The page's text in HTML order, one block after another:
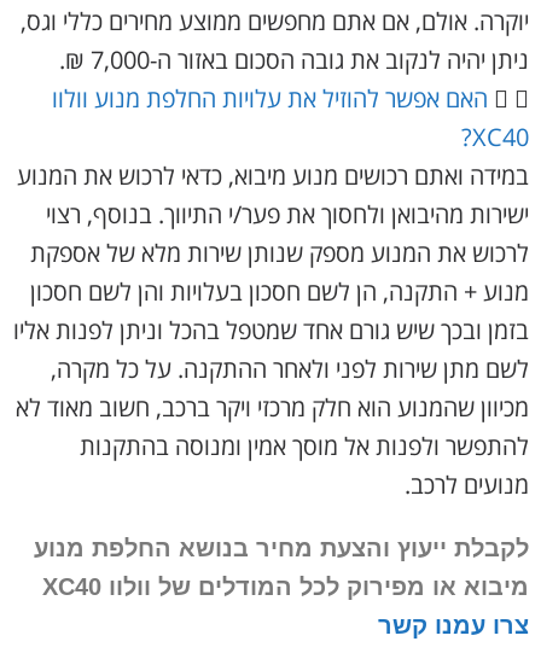
יוקרה. אולם, אם אתם מחפשים ממוצע מחירים כללי וגס,
ניתן יהיה לנקוב את גובה הסכום באזור ה-7,000 ₪.
האם אפשר להוזיל את עלויות החלפת מנוע וולוו
XC40?
במידה ואתם רכושים מנוע מיבוא, כדאי לרכוש את המנוע
ישירות מהיבואן ולחסוך את פער/י התיווך. בנוסף, רצוי
לרכוש את המנוע מספק שנותן שירות מלא של אספקת
מנוע + התקנה, הן לשם חסכון בעלויות והן לשם חסכון
בזמן ובכך שיש גורם אחד שמטפל בהכל וניתן לפנות אליו
לשם מתן שירות לפני ולאחר ההתקנה. על כל מקרה,
מכיוון שהמנוע הוא חלק מרכזי ויקר ברכב, חשוב מאוד לא
להתפשר ולפנות אל מוסך אמין ומנוסה בהתקנות
מנועים לרכב.
לקבלת ייעוץ והצעת מחיר בנושא החלפת מנוע
מיבוא או מפירוק לכל המודלים של וולוו XC40
צרו עמנו קשר